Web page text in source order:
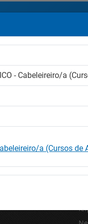
- Cabeleireiro/a
a (Cursos